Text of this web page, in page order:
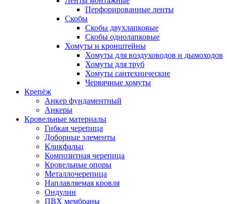
Перфорированные ленты
Скобы
Скобы двухлапковые
Скобы однолапковые
Хомуты и кронштейны
Хомуты для воздуховодов и дымоходов
Хомуты для труб
Хомуты сантехнические
Червячные хомуты
Крепёж
Анкер фундаментный
Анкеры
Кровельные материалы
Гибкая черепица
Доборные элементы
Кликфальц
Композитная черепица
Кровельные опоры
Металлочерепица
Наплавляемая кровля
Ондулин
ПВХ мембраны